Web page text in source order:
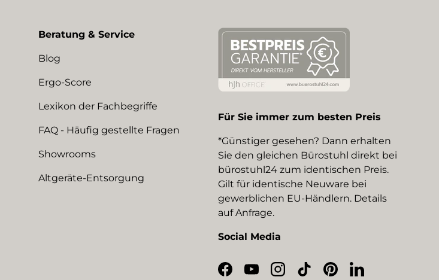
Beratung & Service
Blog
Ergo-Score
Lexikon der Fachbegriffe
FAQ - Häufig gestellte Fragen
Showrooms
Altgeräte-Entsorgung
Für Sie immer zum besten Preis
*Günstiger gesehen? Dann erhalten
Sie den gleichen Bürostuhl direkt bei
bürostuhl24 zum identischen Preis.
Gilt für identische Neuware bei
gewerblichen EU-Händlern. Details
auf Anfrage.
Social Media
Facebook
YouTubeInstagram
TikTokPinterestLinkedIn